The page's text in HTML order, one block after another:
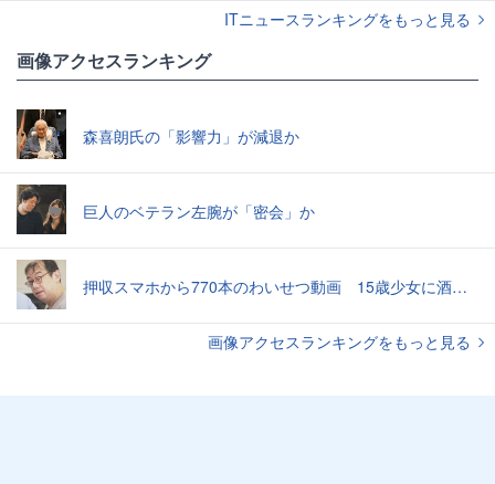
ITニュースランキングをもっと見る
画像アクセスランキング
森喜朗氏の「影響力」が減退か
巨人のベテラン左腕が「密会」か
押収スマホから770本のわいせつ動画 15歳少女に酒と薬飲ませ性的暴行か 54歳男を再逮捕 「薬もありますよ」とSNSで誘い出し
画像アクセスランキングをもっと見る